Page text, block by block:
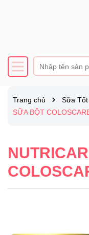
Trang chủ Sữa
SỮA BỘT